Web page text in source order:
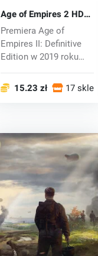
Age of Empires 2 HD
(PC) CD key
Premiera Age of
Empires II: Definitive
Edition w 2019 roku
15.23 zł 17 sklepy